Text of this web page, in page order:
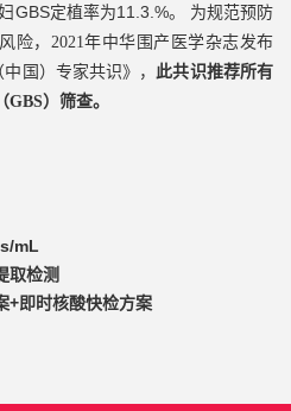
GBS定植率为11.3.%。
为规范预防
险，2021年中华围产医学杂志发布
国）专家共识》， 此共识推荐所有
）筛查。
mL
取检测
+即时核酸快检方案